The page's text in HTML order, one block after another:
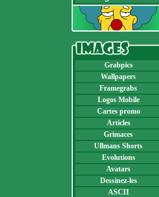
Grabpics
Wallpapers
Framegrabs
Logos Mobile
Cartes promo
Articles
Grimaces
Ullmans Shorts
Evolutions
Avatars
Dessinez-les
ASCII